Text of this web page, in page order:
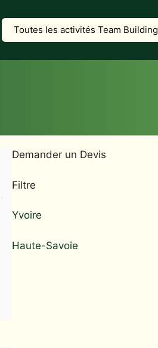
Toutes les activités Team Building
Demander un Devis
Filtre
Yvoire
Haute-Savoie